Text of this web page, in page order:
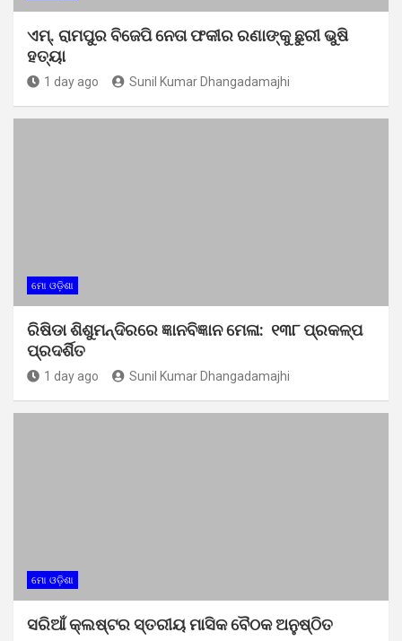
ଏମ୍. ରାମପୁର ବିଜେପି ନେତା ଫକୀର ରଣାଙ୍କୁ ଛୁରୀ ଭୁଷି
ହତ୍ୟା
1 day ago Sunil Kumar Dhangadamajhi
ମୋ ଓଡ଼ିଶା
ରିଷିଡା ଶିଶୁମନ୍ଦିରରେ ଜ୍ଞାନବିଜ୍ଞାନ ମେଳା: ୧୩୮ ପ୍ରକଳ୍ପ
ପ୍ରଦର୍ଶିତ
1 day ago Sunil Kumar Dhangadamajhi
ମୋ ଓଡ଼ିଶା
ସରିଆଁ କ୍ଲଷ୍ଟର ସ୍ତରୀୟ ମାସିକ ବୈଠକ ଅନୁଷ୍ଠିତ